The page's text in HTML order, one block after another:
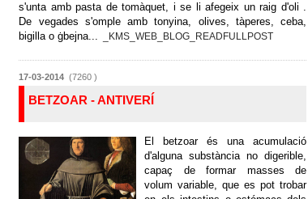
s'unta amb pasta de tomàquet, i se li afegeix un raig d'oli .
De vegades s'omple amb tonyina, olives, tàperes, ceba,
bigilla o ġbejna...
_KMS_WEB_BLOG_READFULLPOST
17-03-2014 (7260 )
BETZOAR - ANTIVERÍ
El betzoar és una acumulació
d'alguna substància no digerible,
capaç de formar masses de
volum variable, que es pot trobar